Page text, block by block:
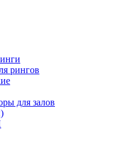
рингов
для залов